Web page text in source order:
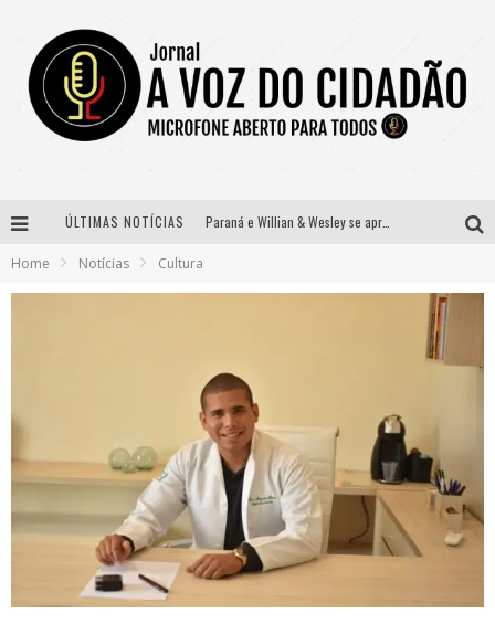
ÚLTIMAS NOTÍCIAS Paraná e Willian & Wesley se apresentam no Carretão Trevo Contagem nesta sexta-feira
Home Notícias Cultura